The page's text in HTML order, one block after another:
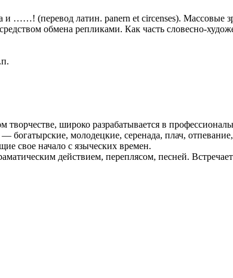
и ……! (перевод латин. panern et circenses). Массовые
обмена репликами. Как часть словесно-
широко разрабатывается в
молодецкие, серенада, плач,
свое начало с языческих времен.
действием, переплясом, песней.